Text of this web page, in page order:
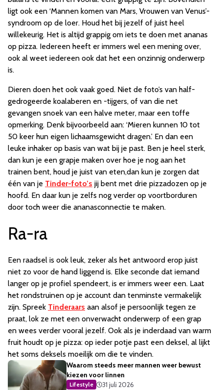
ligt ook een ‘Mannen komen van Mars, Vrouwen van Venus’-
syndroom op de loer. Houd het bij jezelf of juist heel
willekeurig. Het is altijd grappig om iets te doen met ananas
op pizza. Iedereen heeft er immers wel een mening over,
ook al weet iedereen ook dat het een onzinnig onderwerp
is.
Dieren doen het ook vaak goed. Niet de foto’s van half-
gedrogeerde koalaberen en -tijgers, of van die net
gevangen snoek van een halve meter, maar een toffe
opmerking. Denk bijvoorbeeld aan: ‘Mieren kunnen 10 tot
50 keer hun eigen lichaamsgewicht dragen.’ En dan een
leuke inhaker op basis van wat bij je past. Ben je heel sterk,
dan kun je een grapje maken over hoe je nog aan het
trainen bent, houd je juist van eten,dan kun je zorgen dat
één van je Tinder-foto’s jij bent met drie pizzadozen op je
hoofd. En daar kun je zelfs nog verder op voortborduren
door toch weer die ananasconnectie te maken.
Ra-ra
Een raadsel is ook leuk, zeker als het antwoord erop juist
niet zo voor de hand liggend is. Elke seconde dat iemand
langer op je profiel spendeert, is er immers weer een. Laat
het rondstruinen op je account dan tenminste vermakelijk
zijn. Spreek Tinderaars aan alsof je persoonlijk tegen ze
praat, lok ze met een onverwacht onderwerp of een grap
en wees verder vooral jezelf. Ook als je inderdaad van warm
fruit houdt op je pizza: op ieder potje past een deksel, al lijkt
het soms deksels moeilijk om die te vinden.
Waarom steeds meer mannen weer bewust
kiezen voor linnen
Lifestyle
31 juli 2026